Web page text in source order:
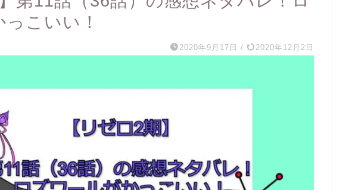
こいい！
2020年9月17日 / 2020年12月2日